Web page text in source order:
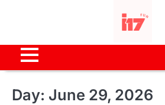
Day: June 29, 2026